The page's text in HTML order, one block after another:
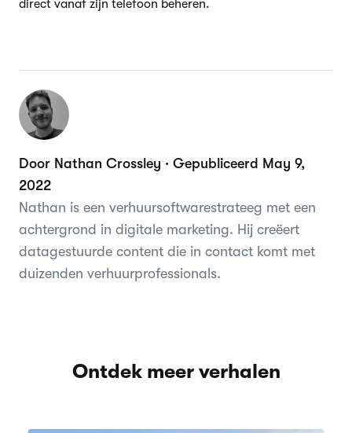
direct vanaf zijn telefoon beheren.
Door Nathan Crossley · Gepubliceerd May 9,
2022
Nathan is een verhuursoftwarestrateeg met een
achtergrond in digitale marketing. Hij creëert
datagestuurde content die in contact komt met
duizenden verhuurprofessionals.
Ontdek meer verhalen